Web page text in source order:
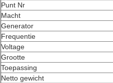
Punt Nr
Macht
Generator
Frequentie
Voltage
Grootte
Toepassing
Netto gewicht